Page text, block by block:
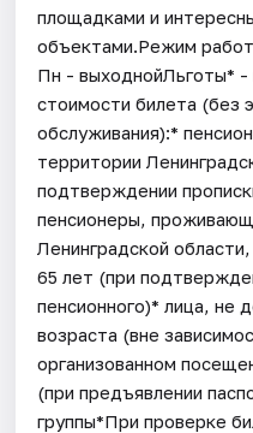
площадками и
объектами.Режим
Пн - выходнойЛьготы* -
стоимости билета (без
обслуживания):*
территории
подтверждении
пенсионеры,
Ленинградской
65 лет (при
пенсионного)* лица, не
возраста (вне
организованном
(при предъявлении
группы*При проверке